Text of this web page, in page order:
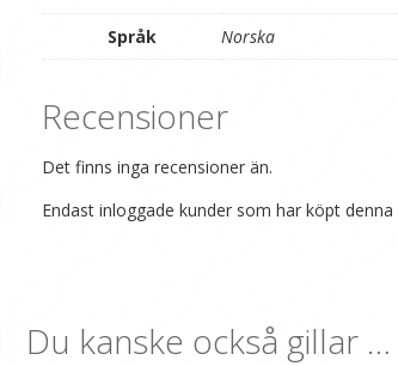
Språk Norska
Recensioner
Det finns inga recensioner än.
Endast inloggade kunder som har köpt
Du kanske också gillar …